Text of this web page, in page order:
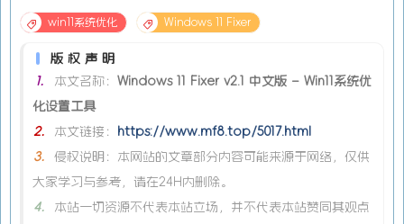
win11系统优化 Windows 11 Fixer
版权声明
1.
本文名称： Windows 11 Fixer v2.1 中文版 – Win11系统优
化设置工具
2.
本文链接：
https://www.mf8.top/5017.html
3.
侵权说明：本网站的文章部分内容可能来源于网络，仅供
大家学习与参考，请在24H内删除。
4.
本站一切资源不代表本站立场，并不代表本站赞同其观点